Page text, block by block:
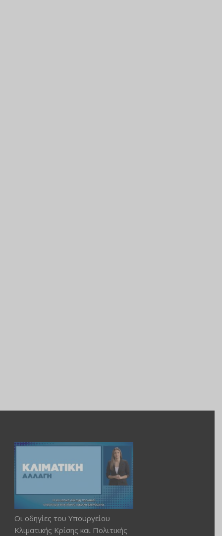
Οι οδηγίες του Υπουργείου
Κλιματικής Κρίσης και Πολιτικής